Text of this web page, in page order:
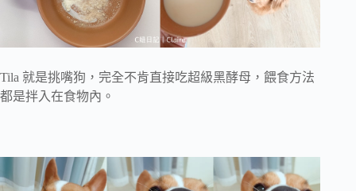
Tila 就是挑嘴狗，完全不肯直接吃超級黑酵母，餵食方法
都是拌入在食物內。